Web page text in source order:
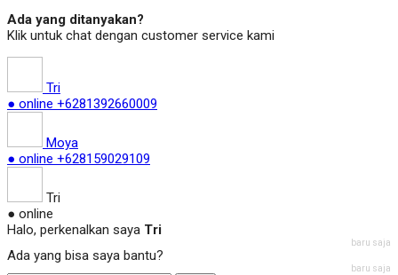
Ada yang ditanyakan?
Klik untuk chat dengan customer service kami
Tri
● online +6281392660009
Moya
● online +628159029109
Tri
● online
Halo, perkenalkan saya Tri
baru saja
Ada yang bisa saya bantu?
baru saja